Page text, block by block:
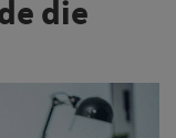
die